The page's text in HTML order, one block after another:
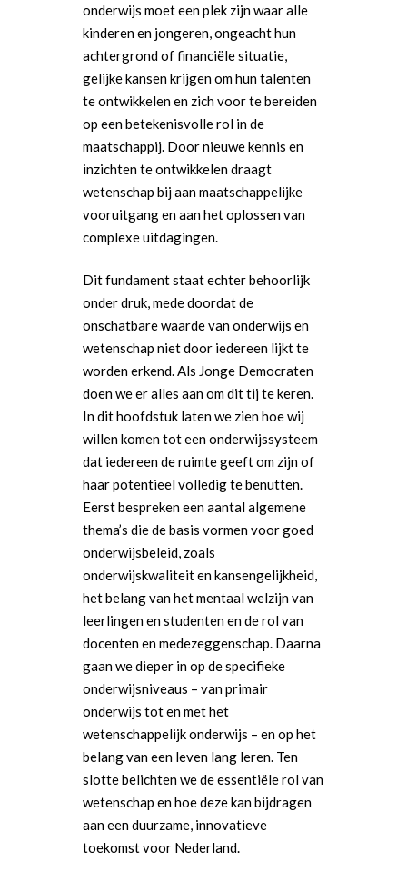
onderwijs moet een plek zijn waar alle
kinderen en jongeren, ongeacht hun
achtergrond of financiële situatie,
gelijke kansen krijgen om hun talenten
te ontwikkelen en zich voor te bereiden
op een betekenisvolle rol in de
maatschappij. Door nieuwe kennis en
inzichten te ontwikkelen draagt
wetenschap bij aan maatschappelijke
vooruitgang en aan het oplossen van
complexe uitdagingen
Dit fundament staat echter behoorlijk
onder druk, mede doordat de
onschatbare waarde van onderwijs en
wetenschap niet door iedereen lijkt te
worden erkend. Als Jonge Democraten
doen we er alles aan om dit tij te keren.
In dit hoofdstuk laten we zien hoe wij
willen komen tot een onderwijssysteem
dat iedereen de ruimte geeft om zijn of
haar potentieel volledig te benutten.
Eerst bespreken een aantal algemene
thema’s die de basis vormen voor goed
onderwijsbeleid, zoals
onderwijskwaliteit en kansengelijkheid,
het belang van het mentaal welzijn van
leerlingen en studenten en de rol van
docenten en medezeggenschap. Daarna
gaan we dieper in op de specifieke
onderwijsniveaus – van primair
onderwijs tot en met het
wetenschappelijk onderwijs – en op het
belang van een leven lang leren. Ten
slotte belichten we de essentiële rol van
wetenschap en hoe deze kan bijdragen
aan een duurzame, innovatieve
toekomst voor Nederland.